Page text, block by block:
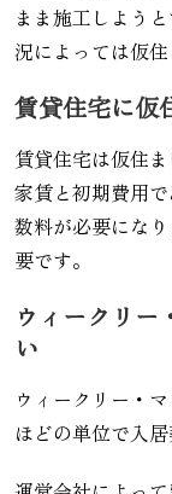
まま施工しよう
況によっては仮
賃貸住宅に仮
賃貸住宅は仮住
家賃と初期費用
数料が必要にな
要です。
ウィークリー
い
ウィークリー・
ほどの単位で入